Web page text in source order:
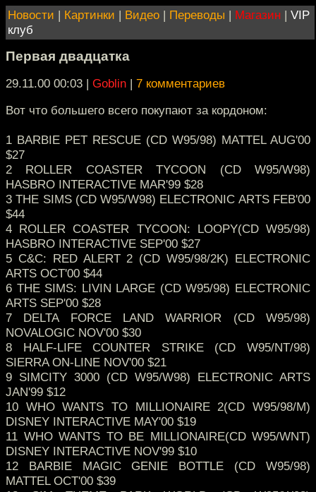
Новости | Картинки | Видео | Переводы | Магазин | VIP
клуб
Первая двадцатка
29.11.00 00:03 | Goblin | 7 комментариев
Вот что большего всего покупают за кордоном:
1 BARBIE PET RESCUE (CD W95/98) MATTEL AUG'00
$27
2 ROLLER COASTER TYCOON (CD W95/W98)
HASBRO INTERACTIVE MAR'99 $28
3 THE SIMS (CD W95/W98) ELECTRONIC ARTS FEB'00
$44
4 ROLLER COASTER TYCOON: LOOPY(CD W95/98)
HASBRO INTERACTIVE SEP'00 $27
5 C&C: RED ALERT 2 (CD W95/98/2K) ELECTRONIC
ARTS OCT'00 $44
6 THE SIMS: LIVIN LARGE (CD W95/98) ELECTRONIC
ARTS SEP'00 $28
7 DELTA FORCE LAND WARRIOR (CD W95/98)
NOVALOGIC NOV'00 $30
8 HALF-LIFE COUNTER STRIKE (CD W95/NT/98)
SIERRA ON-LINE NOV'00 $21
9 SIMCITY 3000 (CD W95/W98) ELECTRONIC ARTS
JAN'99 $12
10 WHO WANTS TO MILLIONAIRE 2(CD W95/98/M)
DISNEY INTERACTIVE MAY'00 $19
11 WHO WANTS TO BE MILLIONAIRE(CD W95/WNT)
DISNEY INTERACTIVE NOV'99 $10
12 BARBIE MAGIC GENIE BOTTLE (CD W95/98)
MATTEL OCT'00 $39